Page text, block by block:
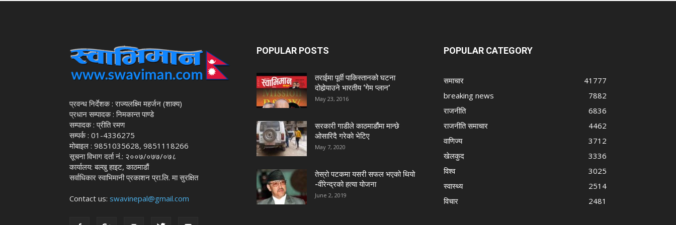
प्रवन्ध निर्देशक : राज्यलक्ष्मि महर्जन (शाक्य)
प्रधान सम्पादक : निमकान्त पाण्डे
सम्पादक : प्रीति रमण
सम्पर्क : 01-4336275
मोबाइल : 9851035628, 9851118266
सूचना विभाग दर्ता नं.: २००७/०७७/०७८
कार्यालय: बल्खु हाइट, काठमाडौं
सर्वाधिकार स्वाभिमानी प्रकाशन प्रा.लि. मा सुरक्षित
Contact us: swavinepal@gmail.com
POPULAR POSTS
तराईमा पूर्वी पाकिस्तानको घटना
दोहोर्‍याउने भारतीय ‘गेम प्लान’
May 23, 2016
सरकारी गाडीले काठमाडौंमा मान्छे
ओसारिदै गरेकाे भेटिए
May 7, 2020
तेस्रो पटकमा यसरी सफल भएको थियो
-वीरेन्द्रको हत्या योजना
June 2, 2019
POPULAR CATEGORY
समाचार
41777
breaking news
7882
राजनीति
6836
राजनीति समाचार
4462
वाणिज्य
3712
खेलकुद
3336
विश्व
3025
स्वास्थ्य
2514
विचार
2481